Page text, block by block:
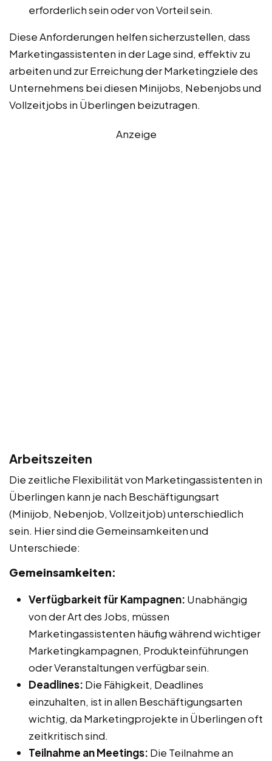
erforderlich sein oder von Vorteil sein.
Diese Anforderungen helfen sicherzustellen, dass
Marketingassistenten in der Lage sind, effektiv zu
arbeiten und zur Erreichung der Marketingziele des
Unternehmens bei diesen Minijobs, Nebenjobs und
Vollzeitjobs in Überlingen beizutragen.
Anzeige
Arbeitszeiten
Die zeitliche Flexibilität von Marketingassistenten in
Überlingen kann je nach Beschäftigungsart
(Minijob, Nebenjob, Vollzeitjob) unterschiedlich
sein. Hier sind die Gemeinsamkeiten und
Unterschiede:
Gemeinsamkeiten:
Verfügbarkeit für Kampagnen: Unabhängig
von der Art des Jobs, müssen
Marketingassistenten häufig während wichtiger
Marketingkampagnen, Produkteinführungen
oder Veranstaltungen verfügbar sein.
Deadlines: Die Fähigkeit, Deadlines
einzuhalten, ist in allen Beschäftigungsarten
wichtig, da Marketingprojekte in Überlingen oft
zeitkritisch sind.
Teilnahme an Meetings: Die Teilnahme an